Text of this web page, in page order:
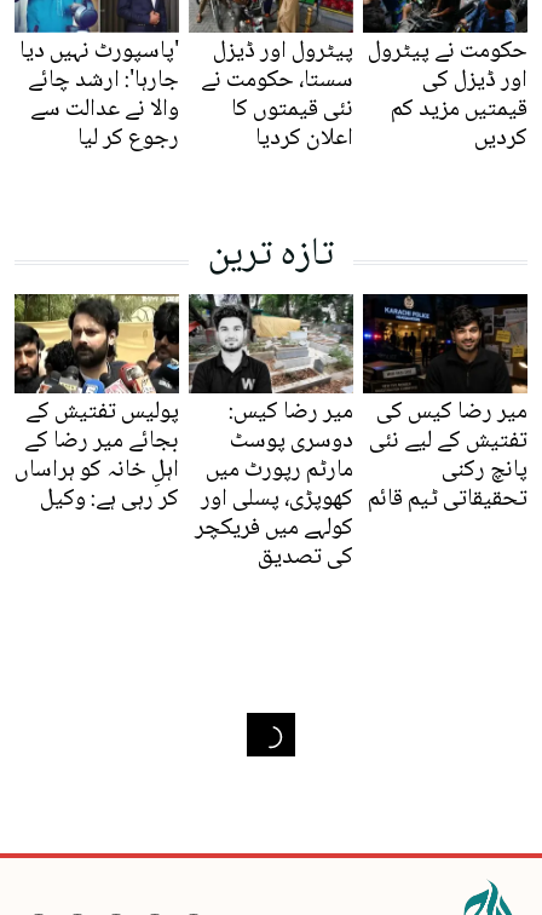
حکومت نے پیٹرول
اور ڈیزل کی
قیمتیں مزید کم
کردیں
پیٹرول اور ڈیزل
سستا، حکومت نے
نئی قیمتوں کا
اعلان کردیا
'پاسپورٹ نہیں دیا
جارہا': ارشد چائے
والا نے عدالت سے
رجوع کر لیا
تازہ ترین
میر رضا کیس کی
تفتیش کے لیے نئی
پانچ رکنی
تحقیقاتی ٹیم قائم
میر رضا کیس:
دوسری پوسٹ
مارٹم رپورٹ میں
کھوپڑی، پسلی اور
کولہے میں فریکچر
کی تصدیق
پولیس تفتیش کے
بجائے میر رضا کے
اہلِ خانہ کو ہراساں
کر رہی ہے: وکیل